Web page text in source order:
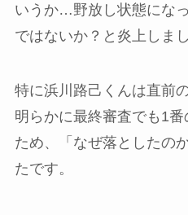
いうか…野放し状態にな
ではないか？と炎上しまし
特に浜川路己くんは直前
明らかに最終審査でも1
ため、「なぜ落としたの
たです。